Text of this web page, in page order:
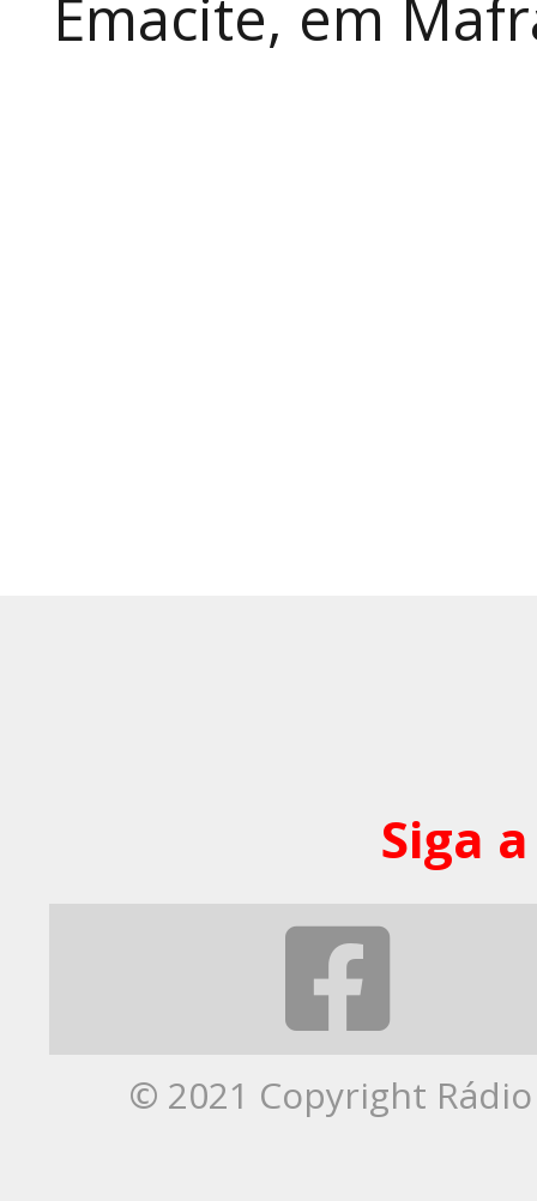
Emacite, em
Siga
© 2021 Copyright